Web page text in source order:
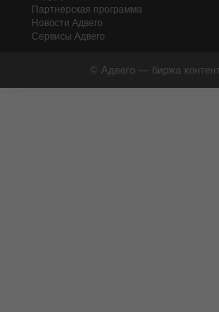
Партнерская программа
Новости Адвего
Сервисы Адвего
© Адвего — биржа